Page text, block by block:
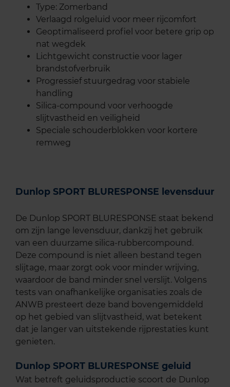
Type: Zomerband
Verlaagd rolgeluid voor meer rijcomfort
Geoptimaliseerd profiel voor betere grip op
nat wegdek
Lichtgewicht constructie voor lager
brandstofverbruik
Progressief stuurgedrag voor stabiele
handling
Silica-compound voor verhoogde
slijtvastheid en veiligheid
Speciale schouderblokken voor kortere
remweg
Dunlop SPORT BLURESPONSE levensduur
De Dunlop SPORT BLURESPONSE staat bekend
om zijn lange levensduur, dankzij het gebruik
van een duurzame silica-rubbercompound.
Deze compound is niet alleen bestand tegen
slijtage, maar zorgt ook voor minder wrijving,
waardoor de band minder snel verslijt. Volgens
tests van onafhankelijke organisaties zoals de
ANWB presteert deze band bovengemiddeld
op het gebied van slijtvastheid, wat betekent
dat je langer van uitstekende rijprestaties kunt
genieten.
Dunlop SPORT BLURESPONSE geluid
Wat betreft geluidsproductie scoort de Dunlop